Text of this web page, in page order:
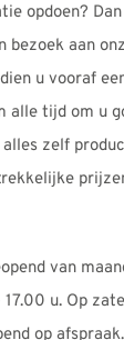
opdoen?
bezoek aan
u vooraf
alle tijd om u
zelf
van
u. Op
op